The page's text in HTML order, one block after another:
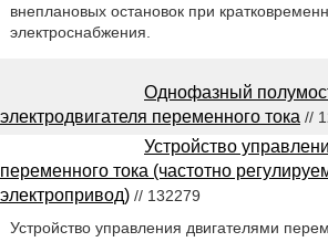
внеплановых остановок при
электроснабжения.
Однофазный
электродвигателя переменного тока //
Устройство
переменного тока (частотно
электропривод) // 132279
Устройство управления двигателями